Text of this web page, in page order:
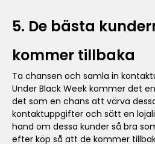
5. De bästa
kommer tillbaka
Ta chansen och samla in
Under Black Week kommer det
det som en chans att värva
kontaktuppgifter och sätt en
hand om dessa kunder så bra
efter köp så att de kommer